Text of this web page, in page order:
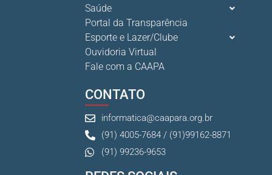
Saúde
Portal da Transparência
Esporte e Lazer/Clube
Ouvidoria Virtual
Fale com a CAAPA
CONTATO
informatica@caapara.org.br
(91) 4005-7684 / (91)99162-8871
(91) 99236-9653